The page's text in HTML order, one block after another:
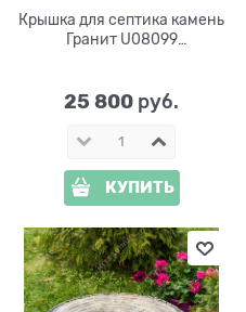
Крышка для септика камень
Гранит U08099
25 800 руб.
КУПИТЬ